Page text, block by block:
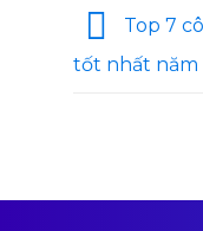
Top 7
tốt nhất năm